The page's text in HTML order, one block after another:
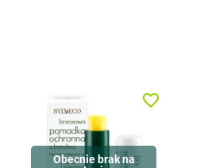
Obecnie brak na
favorite_border